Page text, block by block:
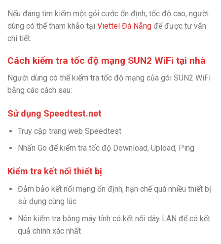
Nếu đang tìm kiếm một gói cước ổn định, tốc độ cao, người
dùng có thể tham khảo tại Viettel Đà Nẵng để được tư vấn
chi tiết.
Cách kiểm tra tốc độ mạng SUN2 WiFi tại nhà
Người dùng có thể kiểm tra tốc độ mạng của gói SUN2 WiFi
bằng các cách sau:
Sử dụng Speedtest.net
Truy cập trang web Speedtest
Nhấn Go để kiểm tra tốc độ Download, Upload, Ping
Kiểm tra kết nối thiết bị
Đảm bảo kết nối mạng ổn định, hạn chế quá nhiều thiết bị
sử dụng cùng lúc
Nên kiểm tra bằng máy tính có kết nối dây LAN để có kết
quả chính xác nhất